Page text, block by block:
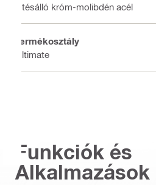
Ütésálló króm-molibdén acél
Termékosztály
Ultimate
Funkciók és
Alkalmazások